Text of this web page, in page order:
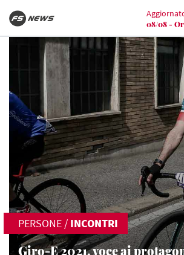
08/08 -
PERSONE / INCONTRI
Giro-E 2021, voce ai